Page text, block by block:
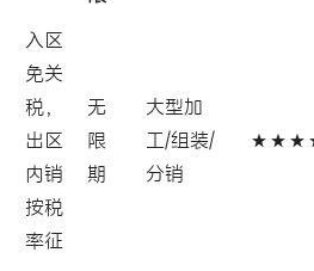
入区
免关
税，
出区
内销
按税
率征
无
限
期
大型加
工/组装/
分销